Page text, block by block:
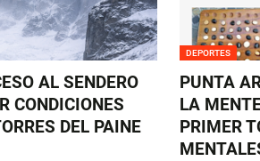
AL SENDERO
CONDICIONES
DEL PAINE
DEPORTES
PUNTA
LA
PRIMER